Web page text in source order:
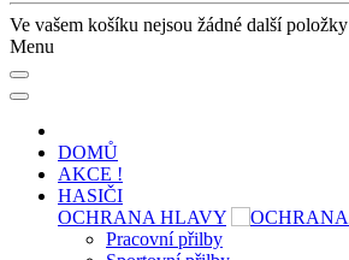
Ve vašem košíku nejsou žádné další položky
Menu
DOMŮ
AKCE !
HASIČI
OCHRANA HLAVY
Pracovní přilby